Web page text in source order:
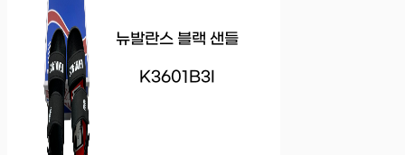
뉴발란스 블랙 샌들
K3601B3I